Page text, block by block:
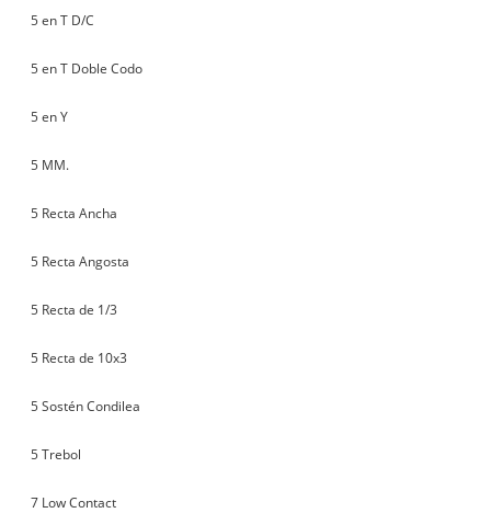
5 en T D/C
5 en T Doble Codo
5 en Y
5 MM.
5 Recta Ancha
5 Recta Angosta
5 Recta de 1/3
5 Recta de 10x3
5 Sostén Condilea
5 Trebol
7 Low Contact